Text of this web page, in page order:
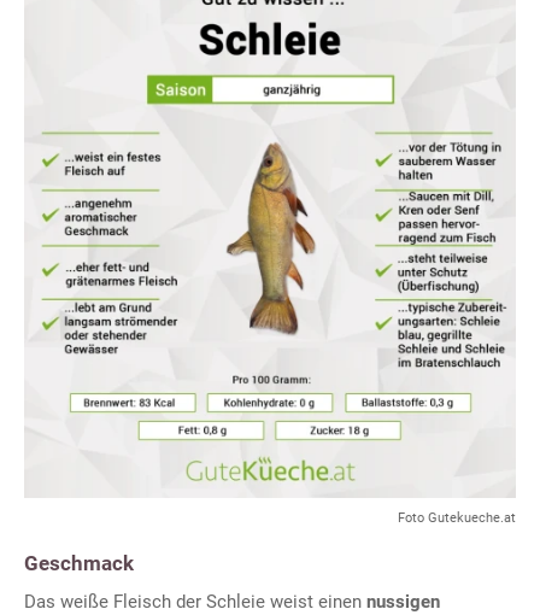
Foto Gutekueche.at
Geschmack
Das weiße Fleisch der Schleie weist einen nussigen